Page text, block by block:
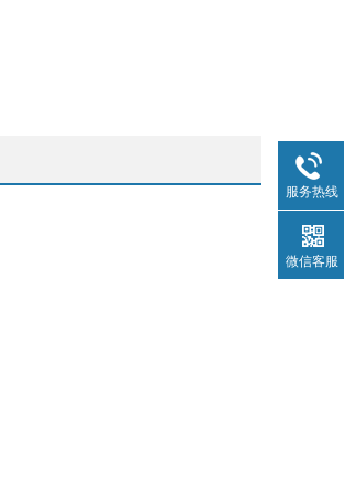
服务热线
微信客服